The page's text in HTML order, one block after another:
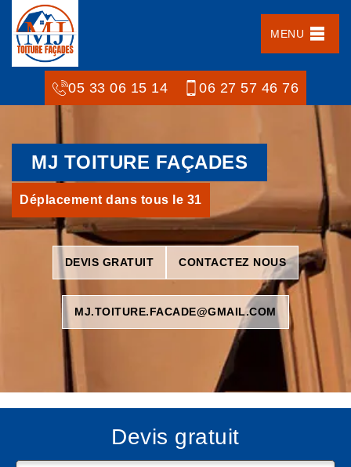
MENU
05 33 06 15 14 06 27 57 46 76
MJ TOITURE FAÇADES
Déplacement dans tous le 31
DEVIS GRATUIT CONTACTEZ NOUS
MJ.TOITURE.FACADE@GMAIL.COM
Devis gratuit